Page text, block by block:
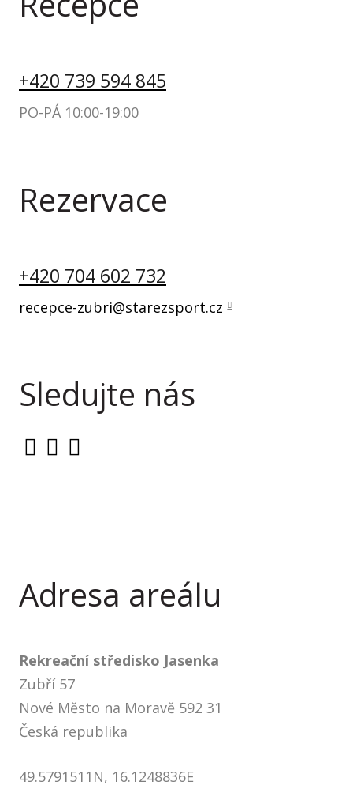
pokoj
+420 739 594 845
PO-PÁ 10:00-19:00
Rezervace
+420 704 602 732
recepce-zubri@starezsport.cz
Sledujte nás
Adresa areálu
Rekreační středisko Jasenka
Zubří 57
Nové Město na Moravě 592 31
Česká republika
49.5791511N, 16.1248836E